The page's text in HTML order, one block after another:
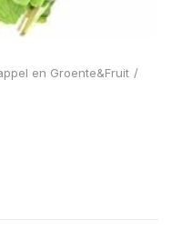
en Groente&Fruit